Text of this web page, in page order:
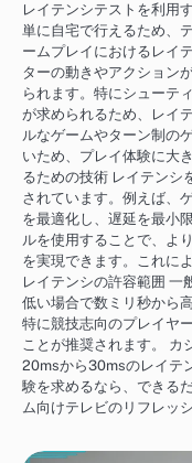
レイテンシテストを利用
単に自宅で行えるため、
ームプレイにおけるレイ
ターの動きやアクション
られます。特にシューテ
が求められるため、レイ
ルなゲームやターン制の
いため、プレイ体験に大
るための技術 レイテンシ
されています。例えば、
を最適化し、遅延を最小
ルを使用することで、よ
を実現できます。これに
レイテンシの許容範囲 一
低い場合で数ミリ秒から
特に競技志向のプレイヤ
ことが推奨されます。 カ
20msから30msのレイテ
験を求めるなら、できる
ム向けテレビのリフレッ